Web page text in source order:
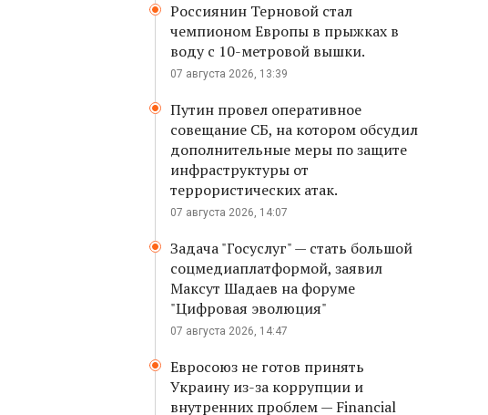
Россиянин Терновой стал
чемпионом Европы в прыжках в
воду с 10-метровой вышки.
07 августа 2026, 13:39
Путин провел оперативное
совещание СБ, на котором обсудил
дополнительные меры по защите
инфраструктуры от
террористических атак.
07 августа 2026, 14:07
Задача "Госуслуг" — стать большой
соцмедиаплатформой, заявил
Максут Шадаев на форуме
"Цифровая эволюция"
07 августа 2026, 14:47
Евросоюз не готов принять
Украину из-за коррупции и
внутренних проблем — Financial